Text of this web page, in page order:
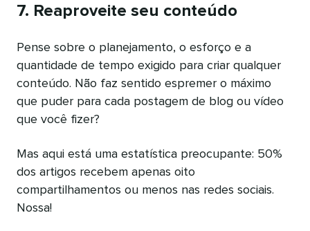
7. Reaproveite seu conteúdo
Pense sobre o planejamento, o esforço e a
quantidade de tempo exigido para criar qualquer
conteúdo. Não faz sentido espremer o máximo
que puder para cada postagem de blog ou vídeo
que você fizer?
Mas aqui está uma estatística preocupante: 50%
dos artigos recebem apenas oito
compartilhamentos ou menos nas redes sociais.
Nossa!